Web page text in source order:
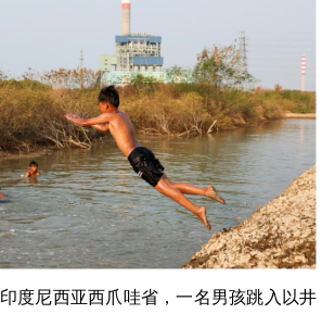
度尼西亚西爪哇省，一名男孩跳入以井